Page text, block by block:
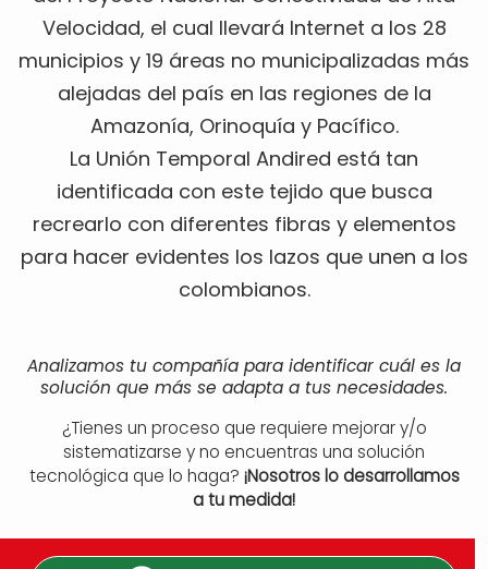
Velocidad, el cual llevará Internet a los 28
municipios y 19 áreas no municipalizadas más
alejadas del país en las regiones de la
Amazonía, Orinoquía y Pacífico.
La Unión Temporal Andired está tan
identificada con este tejido que busca
recrearlo con diferentes fibras y elementos
para hacer evidentes los lazos que unen a los
colombianos.
Analizamos tu compañía para identificar cuál es la
solución que más se adapta a tus necesidades.
¿Tienes un proceso que requiere mejorar y/o
sistematizarse y no encuentras una solución
tecnológica que lo haga? ¡Nosotros lo desarrollamos
a tu medida!